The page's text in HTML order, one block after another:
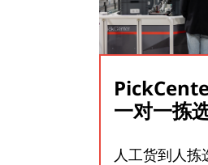
一对一拣
人工货到人拣